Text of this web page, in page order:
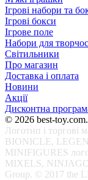
Ігрові набори та
Ігрові бокси
Ігрове поле
Набори для
Світильники
Про магазин
Доставка і оплата
Новини
Акції
Дисконтна
© 2026 best-
Логотип і
BIONICLE,
MINIFIGURES
MIXELS,
Group. © 2017 the